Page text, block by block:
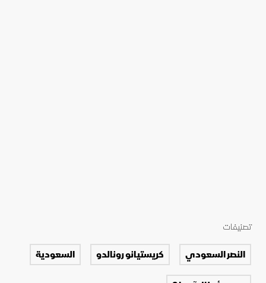
تصنيفات
النصر السعودي كريستيانو رونالدو
السعودية